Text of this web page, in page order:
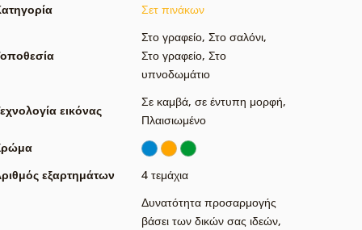
Σετ πινάκων
Στο γραφείο, Στο σαλόνι,
Στο γραφείο, Στο
υπνοδωμάτιο
εικόνας
Σε καμβά, σε έντυπη μορφή,
Πλαισιωμένο
εξαρτημάτων
4 τεμάχια
Δυνατότητα προσαρμογής
βάσει των δικών σας ιδεών,